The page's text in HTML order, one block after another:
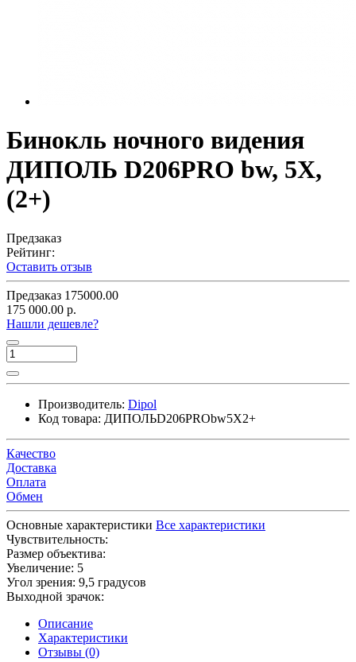
Бинокль ночного видения
ДИПОЛЬ D206PRO bw, 5X,
(2+)
Предзаказ
Рейтинг:
Оставить отзыв
Предзаказ 175000.00
175 000.00 р.
Нашли дешевле?
Производитель: Dipol
Код товара: ДИПОЛЬD206PRObw5X2+
Качество
Доставка
Оплата
Обмен
Основные характеристики Все характеристики
Чувствительность:
Размер объектива:
Увеличение: 5
Угол зрения: 9,5 градусов
Выходной зрачок:
Описание
Характеристики
Отзывы (0)